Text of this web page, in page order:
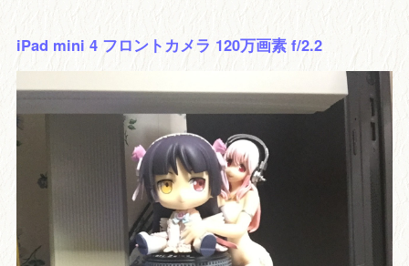
iPad mini 4 フロントカメラ 120万画素 f/2.2